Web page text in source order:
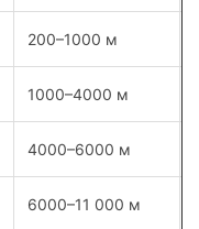
200–1000 м
1000–4000 м
4000–6000 м
6000–11 000 м